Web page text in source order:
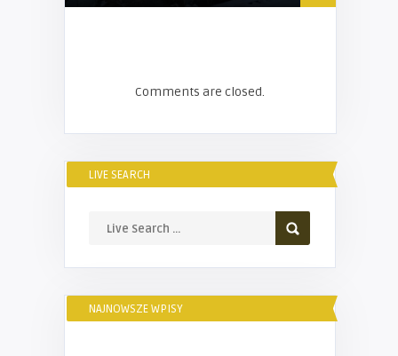
Comments are closed.
LIVE SEARCH
NAJNOWSZE WPISY